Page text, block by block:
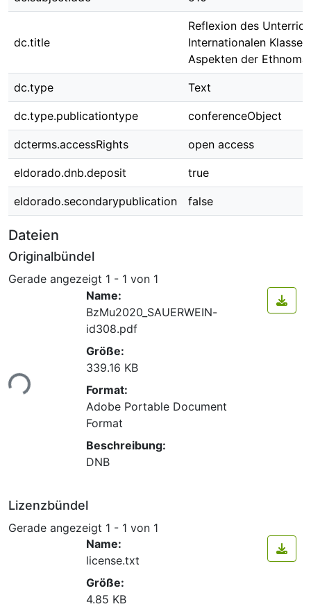
dc.title
Reflexion des
Internationalen
Aspekten der
dc.type Text
dc.type.publicationtype conferenceObject
dcterms.accessRights open access
eldorado.dnb.deposit true
eldorado.secondarypublication false
Dateien
Originalbündel
Gerade angezeigt 1 - 1 von 1
Name:
BzMu2020_SAUERWEIN-
id308.pdf
Größe:
339.16 KB
Format:
Adobe Portable Document
Format
Beschreibung:
DNB
Lizenzbündel
Gerade angezeigt 1 - 1 von 1
Name:
license.txt
Größe:
4.85 KB